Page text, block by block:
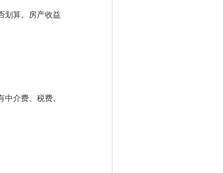
划算。房产收益
介费、税费、